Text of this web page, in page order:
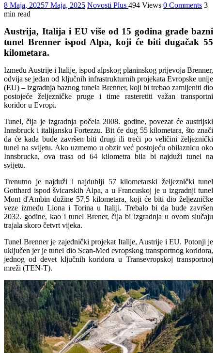
8 Maja, 20257 Maja, 2025 Novosti Plus 494 Views 0 Comments 3
min read
Austrija, Italija i EU više od 15 godina grade bazni
tunel Brenner ispod Alpa, koji će biti dugačak 55
kilometara.
Između Austrije i Italije, ispod alpskog planinskog prijevoja Brenner,
odvija se jedan od ključnih infrastrukturnih projekata Evropske unije
(EU) – izgradnja baznog tunela Brenner, koji bi trebao zamijeniti dio
postojeće željezničke pruge i time rasteretiti važan transportni
koridor u Evropi.
Tunel, čija je izgradnja počela 2008. godine, povezat će austrijski
Innsbruck i italijansku Fortezzu. Bit će dug 55 kilometara, što znači
da će kada bude završen biti drugi ili treći po veličini željeznički
tunel na svijetu. Ako uzmemo u obzir već postojeću obilaznicu oko
Innsbrucka, ova trasa od 64 kilometra bila bi najduži tunel na
svijetu.
Trenutno je najduži i najdublji 57 kilometarski željeznički tunel
Gotthard ispod švicarskih Alpa, a u Francuskoj je u izgradnji tunel
Mont d'Ambin dužine 57,5 ​​kilometara, koji će biti dio željezničke
veze između Liona i Torina u Italiji. Trebalo bi da bude završen
2032. godine, kao i tunel Brener, čija bi izgradnja u ovom slučaju
trajala skoro četvrt vijeka.
Tunel Brenner je zajednički projekat Italije, Austrije i EU. Potonji je
uključen jer je tunel dio Scan-Med evropskog transportnog koridora,
jednog od devet ključnih koridora u Transevropskoj transportnoj
mreži (TEN-T).